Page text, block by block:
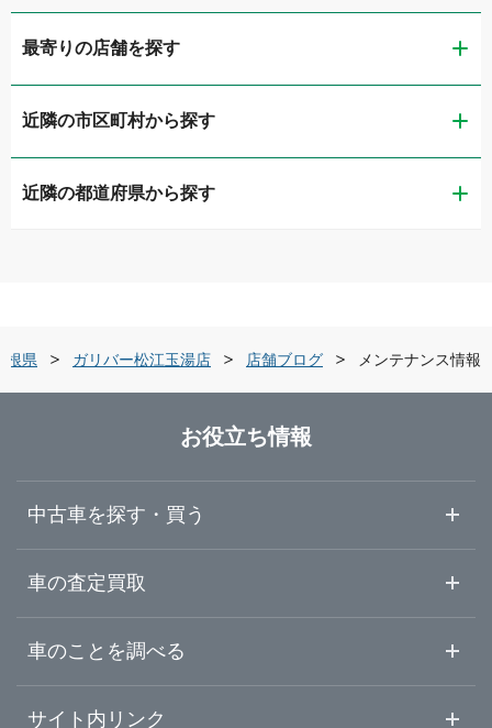
最寄りの店舗を探す
ガリバー松江玉湯店
ガリバー出雲店
近隣の市区町村から探す
松江市
近隣の都道府県から探す
山口県
徳島県
香川県
根県 ガリバー松江玉湯店 店舗ブログ メンテナンス情報
お役立ち情報
中古車を探す・買う
中古車情報・中古車検索
初めての中古車購入ガイド
車の査定買取
車査定・車買取ならガリバー
車のことを調べる
車初心者まとめ
サイト内リンク